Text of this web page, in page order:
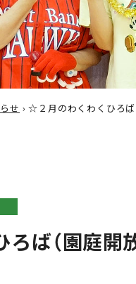
せ ›☆２月のわくわくひろば
ば（園庭開